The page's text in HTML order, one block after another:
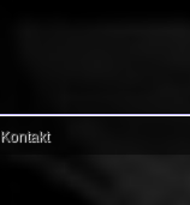
Kontakt